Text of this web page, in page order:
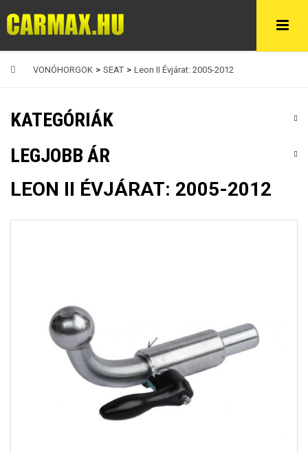
VONÓHORGOK > SEAT > Leon II Évjárat: 2005-2012
KATEGÓRIÁK
LEGJOBB ÁR
LEON II ÉVJÁRAT: 2005-2012